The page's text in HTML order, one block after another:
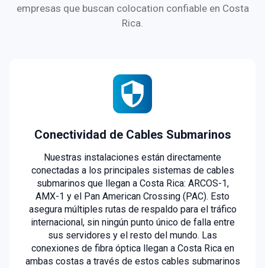
empresas que buscan colocation confiable en Costa
Rica.
Conectividad de Cables Submarinos
Nuestras instalaciones están directamente
conectadas a los principales sistemas de cables
submarinos que llegan a Costa Rica: ARCOS-1,
AMX-1 y el Pan American Crossing (PAC). Esto
asegura múltiples rutas de respaldo para el tráfico
internacional, sin ningún punto único de falla entre
sus servidores y el resto del mundo. Las
conexiones de fibra óptica llegan a Costa Rica en
ambas costas a través de estos cables submarinos